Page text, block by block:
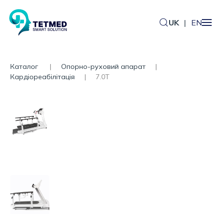
UK | EN
Каталог
Опорно-руховий апарат
Кардіореабілітація
7.0T